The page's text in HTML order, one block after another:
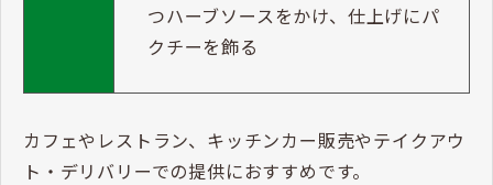
つハーブソースをかけ、仕上げにパ
クチーを飾る
カフェやレストラン、キッチンカー販売やテイクアウ
ト・デリバリーでの提供におすすめです。